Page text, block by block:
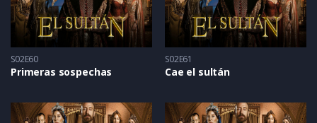
S02E60
Primeras sospechas
S02E61
Cae el sultán